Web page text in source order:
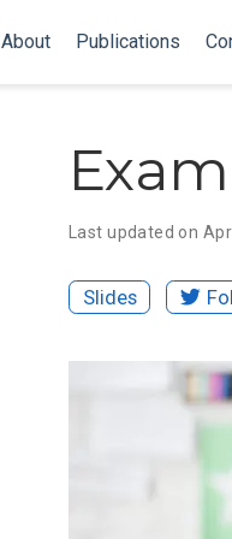
About Publications
Last updated on
Slides